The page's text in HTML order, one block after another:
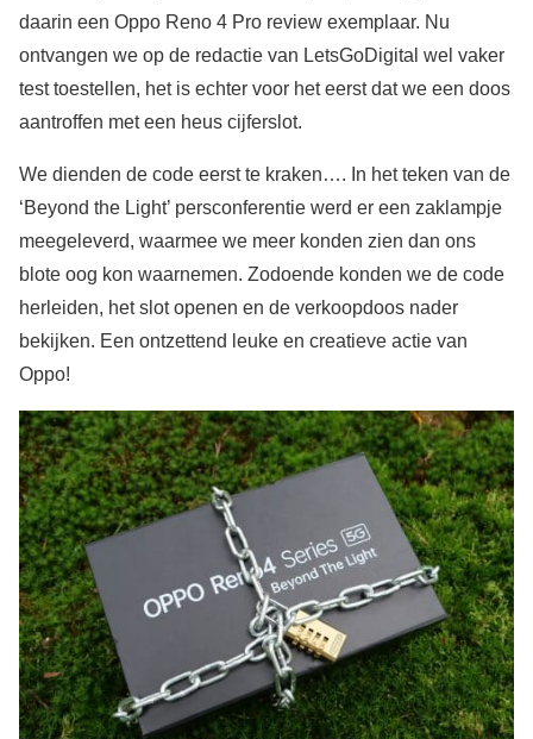
daarin een Oppo Reno 4 Pro review exemplaar. Nu
ontvangen we op de redactie van LetsGoDigital wel vaker
test toestellen, het is echter voor het eerst dat we een doos
aantroffen met een heus cijferslot.
We dienden de code eerst te kraken…. In het teken van de
‘Beyond the Light’ persconferentie werd er een zaklampje
meegeleverd, waarmee we meer konden zien dan ons
blote oog kon waarnemen. Zodoende konden we de code
herleiden, het slot openen en de verkoopdoos nader
bekijken. Een ontzettend leuke en creatieve actie van
Oppo!